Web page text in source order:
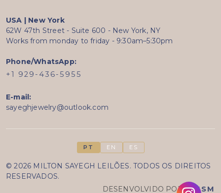
USA | New York
62W 47th Street - Suite 600 - New York, NY
Works from monday to friday - 9:30am–5:30pm
Phone/WhatsApp:
+1 929-436-5955
E-mail:
sayeghjewelry@outlook.com
PT EN ES
© 2026 MILTON SAYEGH LEILÕES. TODOS OS DIREITOS
RESERVADOS.
DESENVOLVIDO PORPRISM